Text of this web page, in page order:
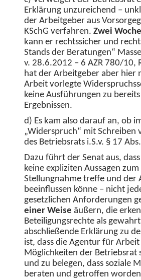
Erklärung unzureichend –
der Arbeitgeber aus
KSchG verfahren. Zwei
kann er rechtssicher und
Stands der Beratungen“
v. 28.6.2012 – 6 AZR 780/10,
hat der Arbeitgeber aber hier
Arbeit vorlegte
keine Ausführungen zu
Ergebnissen.
d) Es kam also darauf an, ob
„Widerspruch“ mit
des Betriebsrats i.S.v. § 17
Dazu führt der Senat aus,
keine expliziten Aussagen
Stellungnahme treffe und der
beeinflussen könne – nicht
gesetzlichen Anforderungen
einer Weise äußern, die
Beteiligungsrechte als
abschließende Erklärung zu
ist, dass die Agentur für
Möglichkeiten der Betriebsrat
und zu belegen, dass soziale
beraten und getroffen